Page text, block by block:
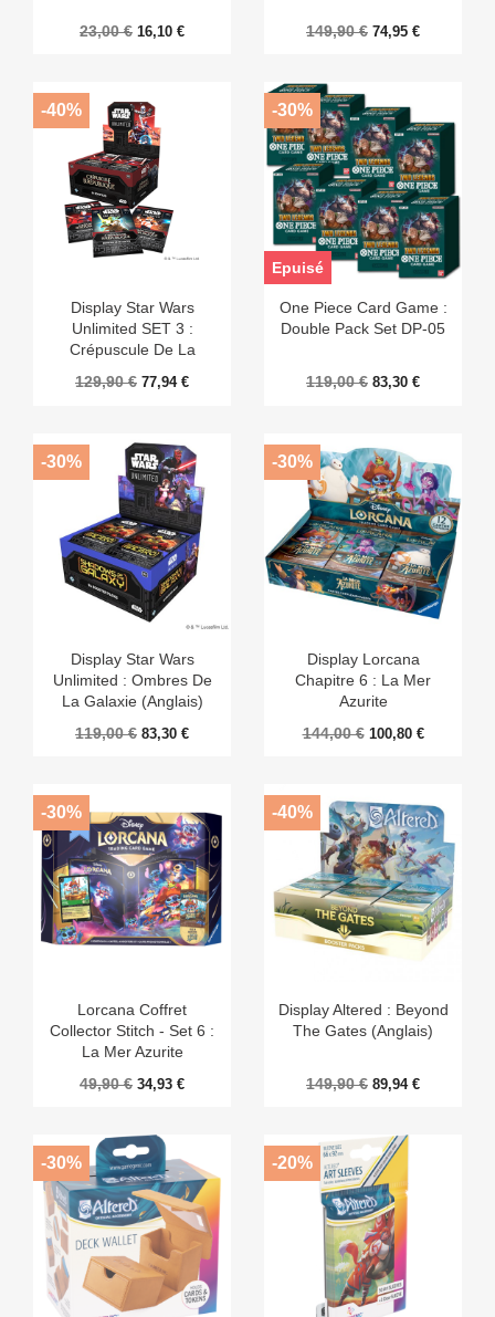
23,00 € 16,10 € 149,90 € 74,95 €
Display Star Wars
Unlimited SET 3 :
Crépuscule De La
129,90 € 77,94 €
-40%
One Piece Card Game :
Double Pack Set DP-05
119,00 € 83,30 €
-30%
Epuisé
Display Star Wars
Unlimited : Ombres De
La Galaxie (anglais)
119,00 € 83,30 €
-30%
Display Lorcana
Chapitre 6 : La Mer
Azurite
144,00 € 100,80 €
-30%
Lorcana Coffret
Collector Stitch - Set 6 :
La Mer Azurite
49,90 € 34,93 €
-30%
Display Altered : Beyond
The Gates (Anglais)
149,90 € 89,94 €
-40%
-30% -20%